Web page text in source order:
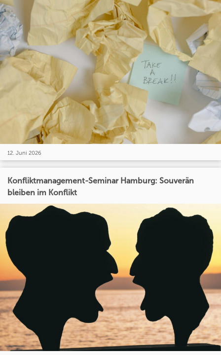
12. Juni 2026
Konfliktmanagement-Seminar Hamburg: Souverän
bleiben im Konflikt